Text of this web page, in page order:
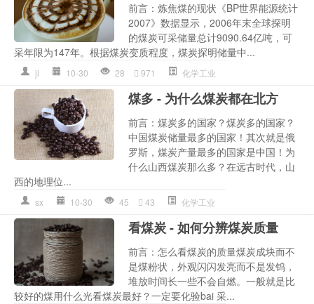
前言：炼焦煤的现状《BP世界能源统计
2007》数据显示，2006年末全球探明
的煤炭可采储量总计9090.64亿吨，可
采年限为147年。根据煤炭变质程度，煤炭探明储量中...
jl 10-30 28 971 化学工业
煤多 - 为什么煤炭都在北方
前言：煤炭多的国家？煤炭多的国家？
中国煤炭储量最多的国家！其次就是俄
罗斯，煤炭产量最多的国家是中国！为
什么山西煤炭那么多？在远古时代，山
西的地理位...
sx 10-30 45 43 化学工业
看煤炭 - 如何分辨煤炭质量
前言：怎么看煤炭的质量煤炭成块而不
是煤粉状，外观闪闪发亮而不是发钨，
堆放时间长一些不会自燃。一般就是比
较好的煤用什么光看煤炭最好？一定要化验bai 采...